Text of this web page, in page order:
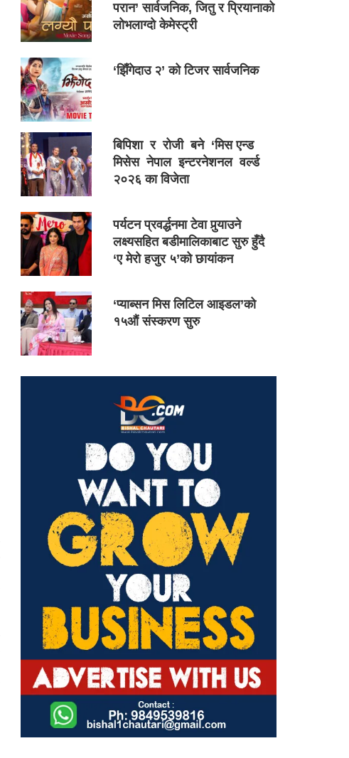
परान’ सार्वजनिक, जितु र प्रियानाको
लोभलाग्दो केमेस्ट्री
‘झिँगेदाउ २’ को टिजर सार्वजनिक
बिपिशा र रोजी बने ‘मिस एन्ड
मिसेस नेपाल इन्टरनेशनल वर्ल्ड
२०२६ का विजेता
पर्यटन प्रवर्द्धनमा टेवा पुर्‍याउने
लक्ष्यसहित बडीमालिकाबाट सुरु हुँदै
‘ए मेरो हजुर ५’को छायांकन
‘प्याब्सन मिस लिटिल आइडल’को
१५औं संस्करण सुरु